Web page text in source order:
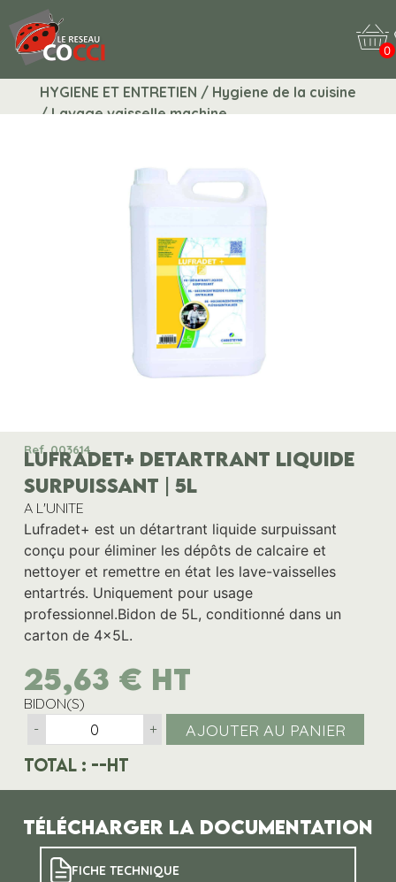
0
HYGIENE ET ENTRETIEN / Hygiene de la cuisine
/ Lavage vaisselle machine
Ref. 003614
LUFRADET+ DETARTRANT LIQUIDE
SURPUISSANT | 5L
A L'UNITE
Lufradet+ est un détartrant liquide surpuissant
conçu pour éliminer les dépôts de calcaire et
nettoyer et remettre en état les lave-vaisselles
entartrés. Uniquement pour usage
professionnel.Bidon de 5L, conditionné dans un
carton de 4x5L.
25,63 € HT
BIDON(S)
-
+ AJOUTER AU PANIER
Total : --HT
Télécharger la documentation
FICHE TECHNIQUE